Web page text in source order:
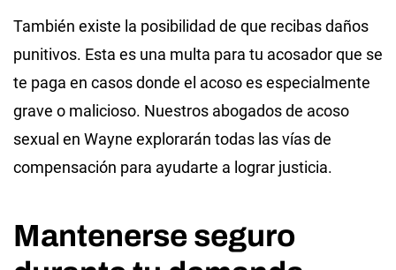
También existe la posibilidad de que recibas daños
punitivos. Esta es una multa para tu acosador que se
te paga en casos donde el acoso es especialmente
grave o malicioso. Nuestros abogados de acoso
sexual en Wayne explorarán todas las vías de
compensación para ayudarte a lograr justicia.
Mantenerse seguro